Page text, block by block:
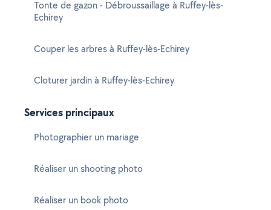
Tonte de gazon - Débroussaillage à Ruffey-lès-
Echirey
Couper les arbres à Ruffey-lès-Echirey
Cloturer jardin à Ruffey-lès-Echirey
Services principaux
Photographier un mariage
Réaliser un shooting photo
Réaliser un book photo